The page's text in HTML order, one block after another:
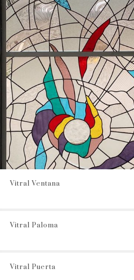
Vitral Ventana
Vitral Paloma
Vitral Puerta